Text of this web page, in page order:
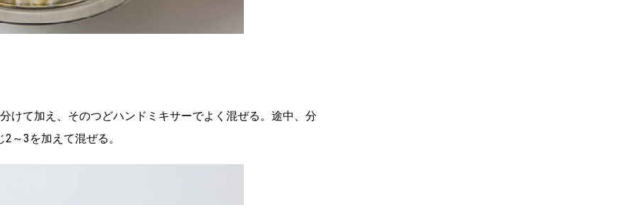
けて加え、そのつどハンドミキサーでよく混ぜる。途中、分
～3を加えて混ぜる。